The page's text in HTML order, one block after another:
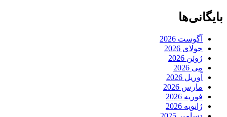
بایگانی‌ها
آگوست 2026
جولای 2026
ژوئن 2026
می 2026
آوریل 2026
مارس 2026
فوریه 2026
ژانویه 2026